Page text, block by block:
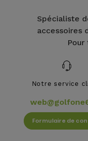
Spécialiste
accessoires
Notre service
Formulaire de